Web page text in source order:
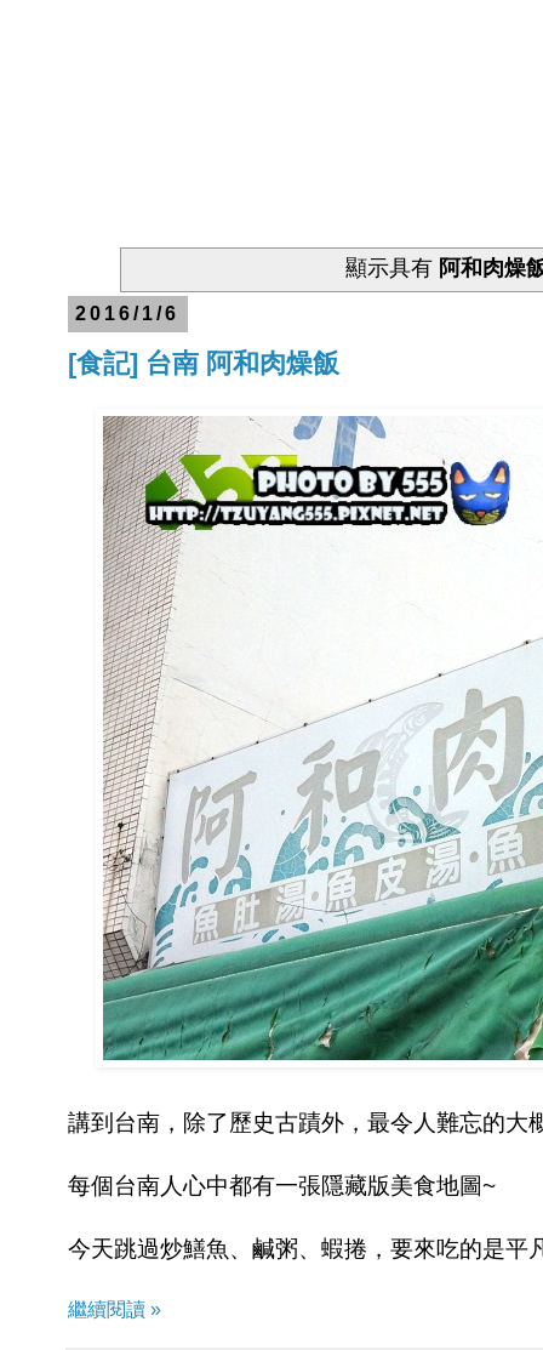
顯示具有 阿和肉燥
2016/1/6
[食記] 台南 阿和肉燥飯
講到台南，除了歷史古蹟外，最令人難忘的大
每個台南人心中都有一張隱藏版美食地圖~
今天跳過炒鱔魚、鹹粥、蝦捲，要來吃的是平
繼續閱讀 »